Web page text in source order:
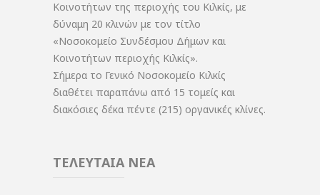
Κοινοτήτων της περιοχής του Κιλκίς, με
δύναμη 20 κλινών με τον τίτλο
«Νοσοκομείο Συνδέσμου Δήμων και
Κοινοτήτων περιοχής Κιλκίς».
Σήμερα το Γενικό Νοσοκομείο Κιλκίς
διαθέτει παραπάνω από 15 τομείς και
διακόσιες δέκα πέντε (215) οργανικές κλίνες.
ΤΕΛΕΥΤΑΙΑ ΝΕΑ